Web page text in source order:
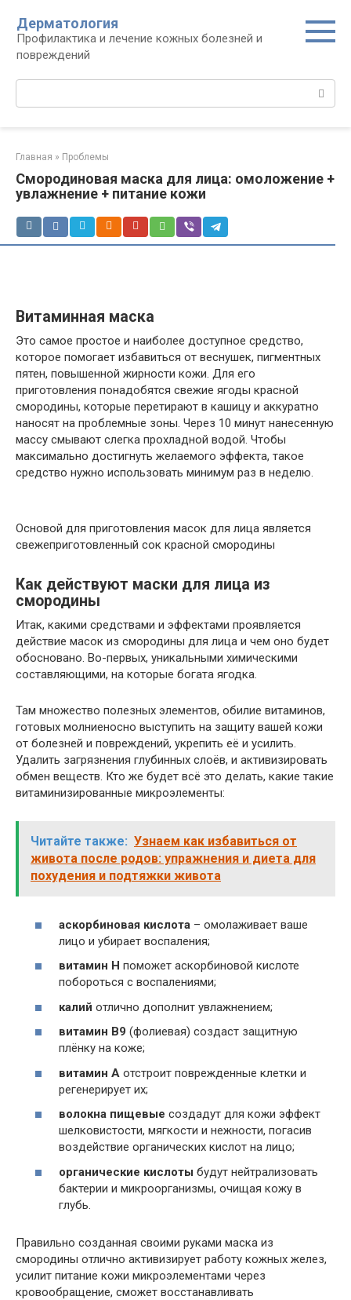
контенту
Дерматология
Профилактика и лечение кожных болезней и
повреждений
Главная » Проблемы
Смородиновая маска для лица: омоложение +
увлажнение + питание кожи
Витаминная маска
Это самое простое и наиболее доступное средство,
которое помогает избавиться от веснушек, пигментных
пятен, повышенной жирности кожи. Для его
приготовления понадобятся свежие ягоды красной
смородины, которые перетирают в кашицу и аккуратно
наносят на проблемные зоны. Через 10 минут нанесенную
массу смывают слегка прохладной водой. Чтобы
максимально достигнуть желаемого эффекта, такое
средство нужно использовать минимум раз в неделю.
Основой для приготовления масок для лица является
свежеприготовленный сок красной смородины
Как действуют маски для лица из
смородины
Итак, какими средствами и эффектами проявляется
действие масок из смородины для лица и чем оно будет
обосновано. Во-первых, уникальными химическими
составляющими, на которые богата ягодка.
Там множество полезных элементов, обилие витаминов,
готовых молниеносно выступить на защиту вашей кожи
от болезней и повреждений, укрепить её и усилить.
Удалить загрязнения глубинных слоёв, и активизировать
обмен веществ. Кто же будет всё это делать, какие такие
витаминизированные микроэлементы:
Читайте также: Узнаем как избавиться от
живота после родов: упражнения и диета для
похудения и подтяжки живота
аскорбиновая кислота – омолаживает ваше
лицо и убирает воспаления;
витамин Н поможет аскорбиновой кислоте
побороться с воспалениями;
калий отлично дополнит увлажнением;
витамин В9 (фолиевая) создаст защитную
плёнку на коже;
витамин А отстроит поврежденные клетки и
регенерирует их;
волокна пищевые создадут для кожи эффект
шелковистости, мягкости и нежности, погасив
воздействие органических кислот на лицо;
органические кислоты будут нейтрализовать
бактерии и микроорганизмы, очищая кожу в
глубь.
Правильно созданная своими руками маска из
смородины отлично активизирует работу кожных желез,
усилит питание кожи микроэлементами через
кровообращение, сможет восстанавливать